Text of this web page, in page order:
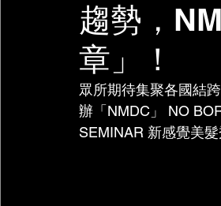
趨勢，
章」！
眾所期待集聚各國結
辦「NMDC」 NO
SEMINAR 新感覺美